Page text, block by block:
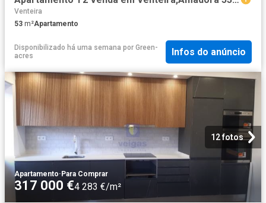
Venteira
53 m²Apartamento
Disponibilizado há uma semana por Green-
acres
Infos do anúncio
12 fotos
Apartamento· Para Comprar
317 000 €4 283 €/m²